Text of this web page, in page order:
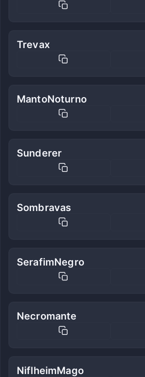
Trevax
MantoNoturno
Sunderer
Sombravas
SerafimNegro
Necromante
NiflheimMago